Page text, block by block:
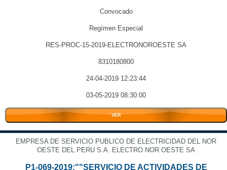
Convocado
Regímen Especial
RES-PROC-15-2019-ELECTRONOROESTE SA
8310180800
24-04-2019 12:23:44
03-05-2019 08:30:00
VER
EMPRESA DE SERVICIO PUBLICO DE ELECTRICIDAD DEL NOR
OESTE DEL PERU S.A. ELECTRO NOR OESTE SA
P1-069-2019:""SERVICIO DE ACTIVIDADES DE